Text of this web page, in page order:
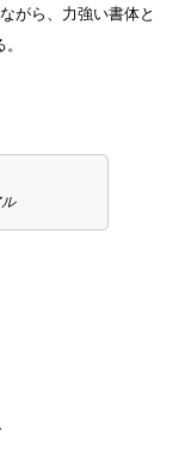
がら、力強い書体と